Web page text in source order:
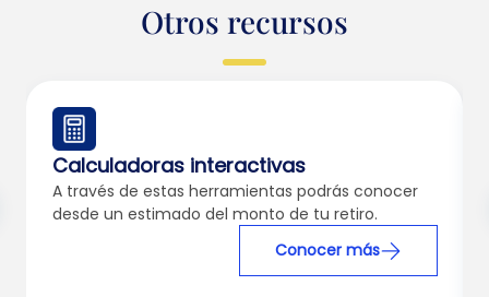
Otros recursos
Calculadoras interactivas
A través de estas herramientas podrás conocer
desde un estimado del monto de tu retiro.
Conocer más